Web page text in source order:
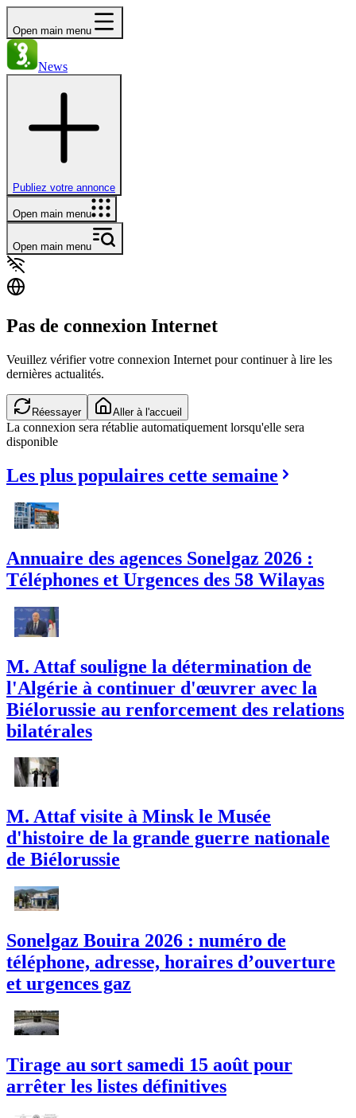
Open main menu
News
Publiez votre annonce
Open main menu
Open main menu
Pas de connexion Internet
Veuillez vérifier votre connexion Internet pour continuer à lire les
dernières actualités.
Réessayer Aller à l'accueil
La connexion sera rétablie automatiquement lorsqu'elle sera
disponible
Les plus populaires cette semaine
Annuaire des agences Sonelgaz 2026 :
Téléphones et Urgences des 58 Wilayas
M. Attaf souligne la détermination de
l'Algérie à continuer d'œuvrer avec la
Biélorussie au renforcement des relations
bilatérales
M. Attaf visite à Minsk le Musée
d'histoire de la grande guerre nationale
de Biélorussie
Sonelgaz Bouira 2026 : numéro de
téléphone, adresse, horaires d’ouverture
et urgences gaz
Tirage au sort samedi 15 août pour
arrêter les listes définitives